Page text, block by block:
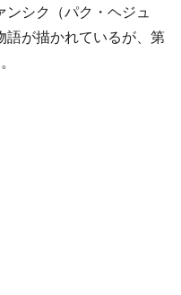
シク（パク・ヘジュ
語が描かれているが、第